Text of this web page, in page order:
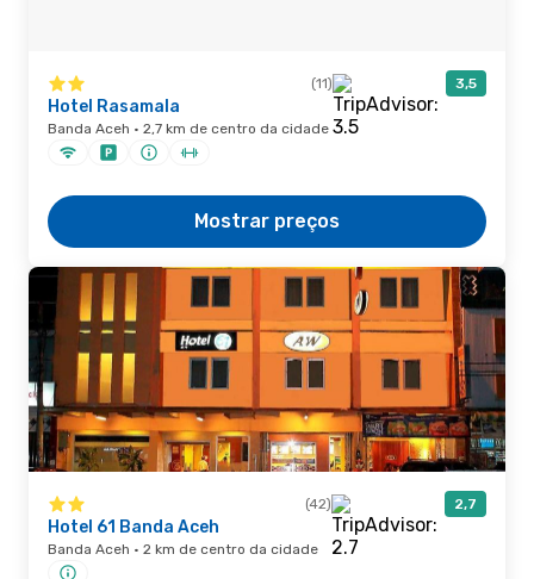
(11) 3,5
Hotel Rasamala
Banda Aceh · 2,7 km de centro da cidade
Mostrar preços
(42) 2,7
Hotel 61 Banda Aceh
Banda Aceh · 2 km de centro da cidade